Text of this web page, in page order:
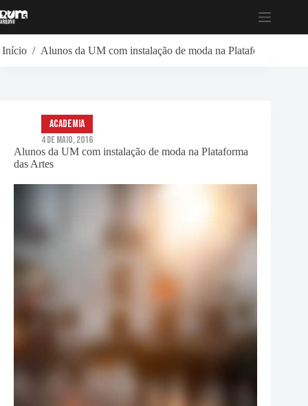
para
Início / Alunos da UM com instalação de moda na Plataforma das
Alunos da UM com instalação de moda na Plataforma
das Artes
Academia
4 de Maio, 2016